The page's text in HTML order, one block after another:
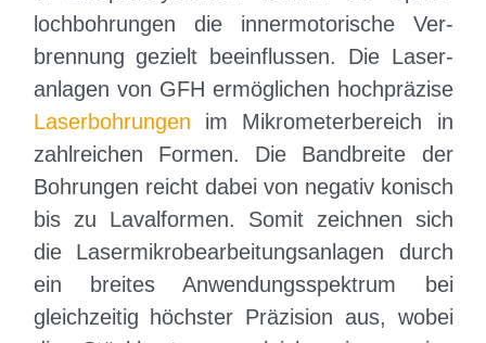
loch­bohrungen die inner­­motorische Ver­
brennung gezielt beeinflussen. Die Laser­
anlagen von GFH ermöglichen hoch­präzise
Laserbohrungen im Mikro­meter­bereich in
zahlreichen Formen. Die Bandbreite der
Bohrungen reicht dabei von negativ konisch
bis zu Lavalformen. Somit zeichnen sich
die Laser­mikro­bearbeitungs­anlagen durch
ein breites Anwendungs­­spektrum bei
gleichzeitig höchster Präzision aus, wobei